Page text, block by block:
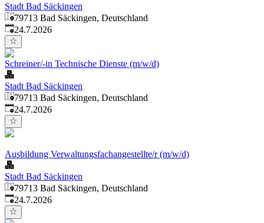
Stadt Bad Säckingen
79713 Bad Säckingen, Deutschland
Veröffentlicht
24.7.2026
Schreiner/-in Technische Dienste (m/w/d)
Stadt Bad Säckingen
79713 Bad Säckingen, Deutschland
Veröffentlicht
24.7.2026
Ausbildung Verwaltungsfachangestellte/r (m/w/d)
Stadt Bad Säckingen
79713 Bad Säckingen, Deutschland
Veröffentlicht
24.7.2026